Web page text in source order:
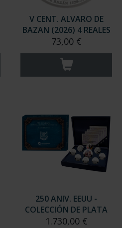
V CENT. ALVARO DE
BAZAN (2026) 4 REALES
73,00 €
250 ANIV. EEUU -
COLECCIÓN DE PLATA
1.730,00 €